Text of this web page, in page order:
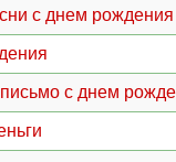
с днем рождения
с днем